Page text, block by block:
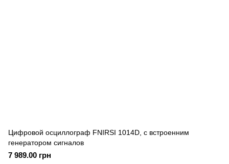
Цифровой осциллограф FNIRSI 1014D, с встроенним
генератором сигналов
7 989.00 грн